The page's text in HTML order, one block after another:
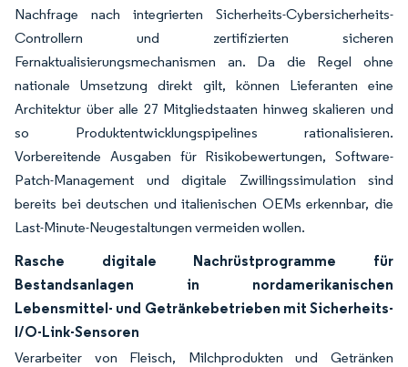
Nachfrage nach integrierten Sicherheits-Cybersicherheits-
Controllern und zertifizierten sicheren
Fernaktualisierungsmechanismen an. Da die Regel ohne
nationale Umsetzung direkt gilt, können Lieferanten eine
Architektur über alle 27 Mitgliedstaaten hinweg skalieren und
so Produktentwicklungspipelines rationalisieren.
Vorbereitende Ausgaben für Risikobewertungen, Software-
Patch-Management und digitale Zwillingssimulation sind
bereits bei deutschen und italienischen OEMs erkennbar, die
Last-Minute-Neugestaltungen vermeiden wollen.
Rasche digitale Nachrüstprogramme für
Bestandsanlagen in nordamerikanischen
Lebensmittel- und Getränkebetrieben mit Sicherheits-
I/O-Link-Sensoren
Verarbeiter von Fleisch, Milchprodukten und Getränken